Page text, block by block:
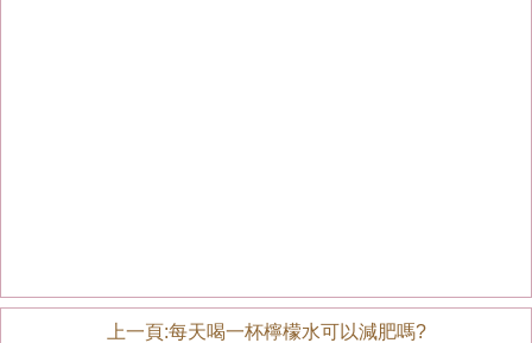
上一頁:每天喝一杯檸檬水可以減肥嗎?